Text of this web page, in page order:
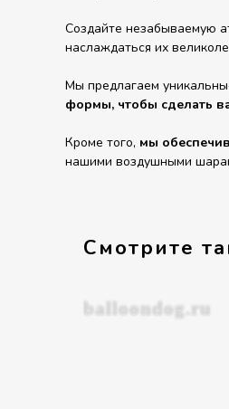
Создайте незабываемую
наслаждаться их
Мы предлагаем
формы, чтобы сделать
Кроме того, мы
нашими воздушными
Смотрите
balloondog.ru